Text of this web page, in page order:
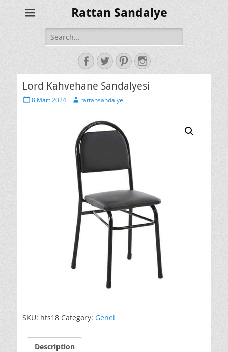
Rattan Sandalye
Search
for:
Facebook
TwitterPinterestInstagram
Lord Kahvehane Sandalyesi
Posted8 Mart 2024 Authorrattansandalye
SKU: hts18 Category: Genel
Description